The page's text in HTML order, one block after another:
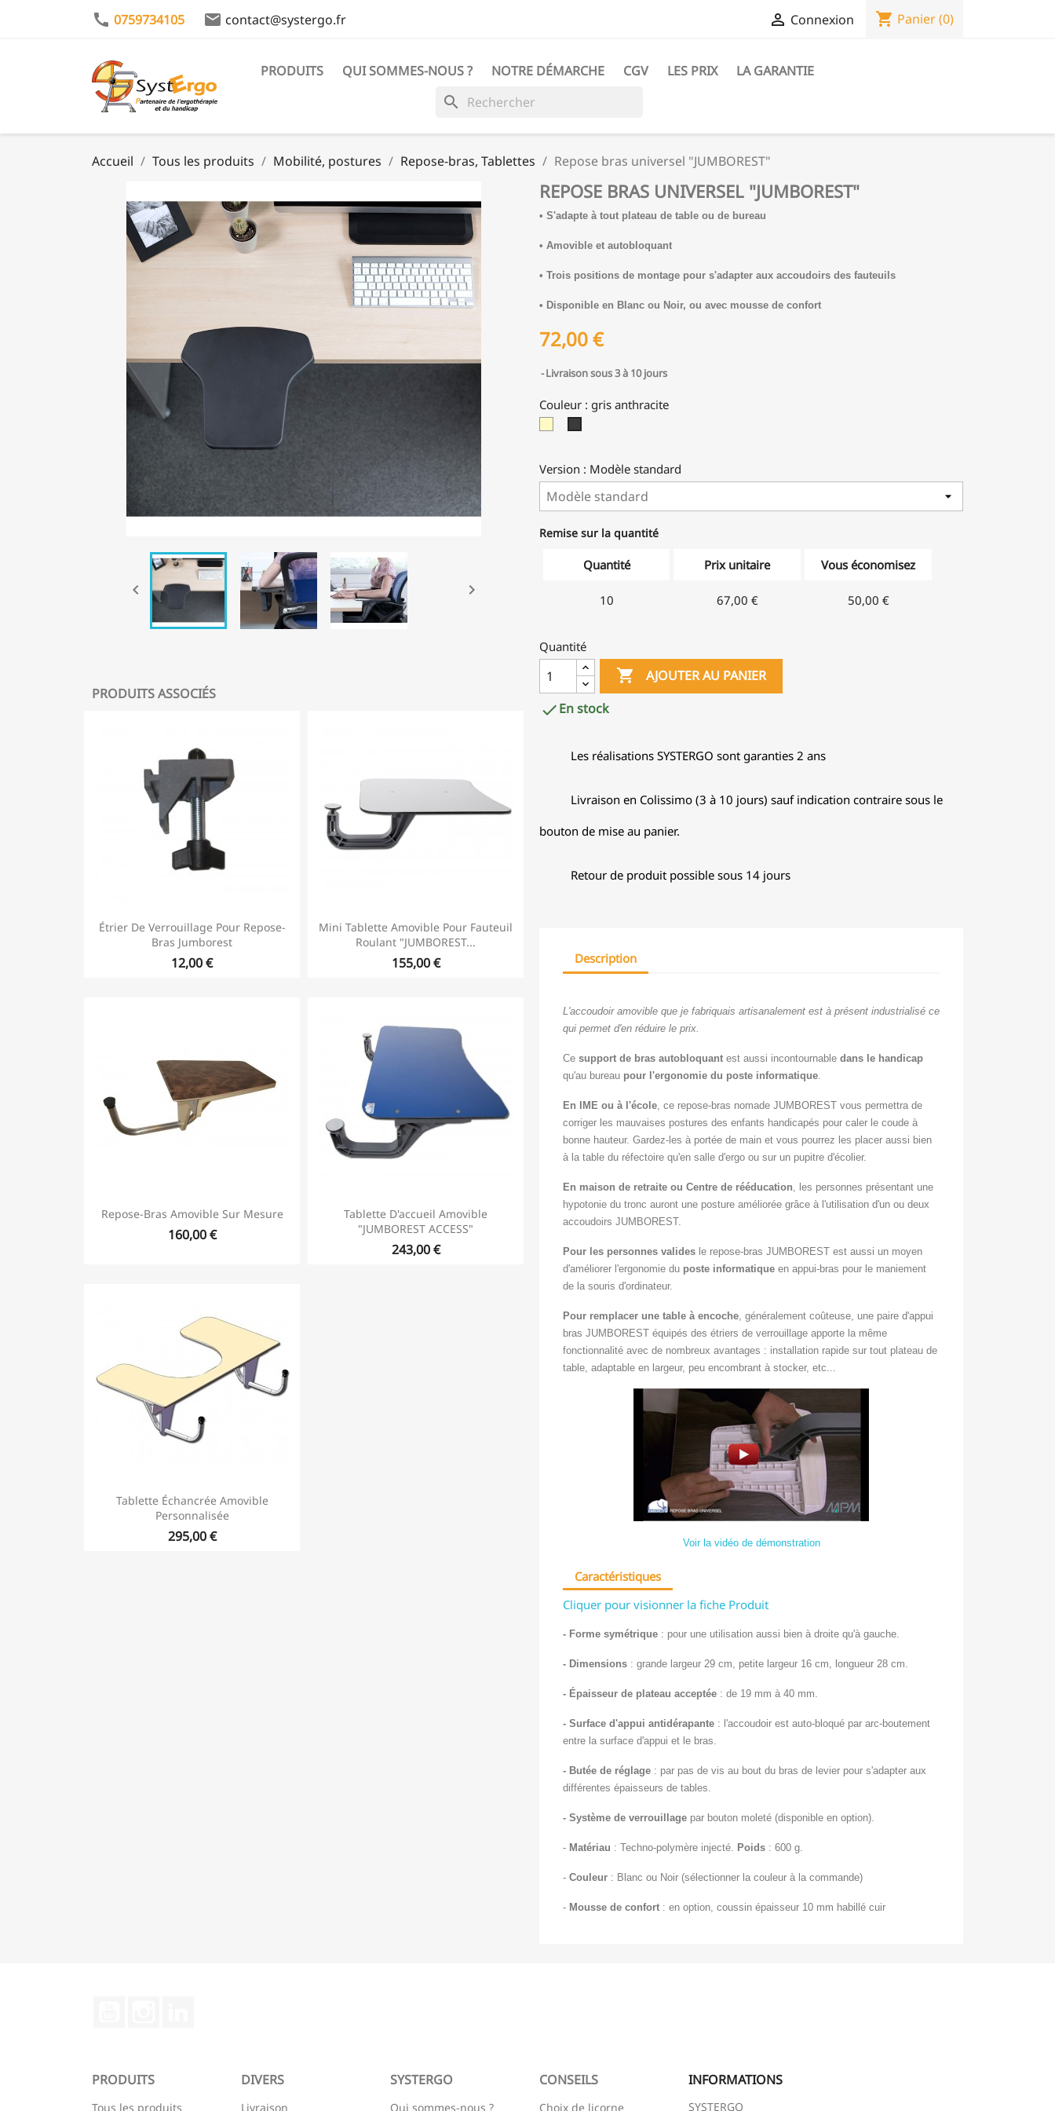
call 0759734105 email contact@systergo.fr  Connexion shopping_cart Panier(0)
PRODUITS QUI SOMMES-NOUS ? NOTRE DÉMARCHE CGV LES PRIX LA GARANTIE
search
Accueil Tous les produits Mobilité, postures Repose-bras, Tablettes Repose bras universel "JUMBOREST"
 
PRODUITS ASSOCIÉS
Étrier De Verrouillage Pour Repose-
Bras Jumborest
12,00 €
Mini Tablette Amovible Pour Fauteuil
Roulant "JUMBOREST...
155,00 €
Repose-Bras Amovible Sur Mesure
160,00 €
Tablette D'accueil Amovible
"JUMBOREST ACCESS"
243,00 €
Tablette Échancrée Amovible
Personnalisée
295,00 €
REPOSE BRAS UNIVERSEL "JUMBOREST"
• S'adapte à tout plateau de table ou de bureau
• Amovible et autobloquant
• Trois positions de montage pour s'adapter aux accoudoirs des fauteuils
• Disponible en Blanc ou Noir, ou avec mousse de confort
72,00 €
Livraison sous 3 à 10 jours
Couleur : gris anthracite
Version : Modèle standard
Remise sur la quantité
Quantité Prix unitaire Vous économisez
10 67,00 € 50,00 €
Quantité
 AJOUTER AU PANIER
En stock
Les réalisations SYSTERGO sont garanties 2 ans
Livraison en Colissimo (3 à 10 jours) sauf indication contraire sous le
bouton de mise au panier.
Retour de produit possible sous 14 jours
Description
L'accoudoir amovible que je fabriquais artisanalement est à présent industrialisé ce
qui permet d'en réduire le prix.
Ce support de bras autobloquant est aussi incontournable dans le handicap
qu'au bureau pour l'ergonomie du poste informatique.
En IME ou à l'école, ce repose-bras nomade JUMBOREST vous permettra de
corriger les mauvaises postures des enfants handicapés pour caler le coude à
bonne hauteur. Gardez-les à portée de main et vous pourrez les placer aussi bien
à la table du réfectoire qu'en salle d'ergo ou sur un pupitre d'écolier.
En maison de retraite ou Centre de rééducation, les personnes présentant une
hypotonie du tronc auront une posture améliorée grâce à l'utilisation d'un ou deux
accoudoirs JUMBOREST.
Pour les personnes valides le repose-bras JUMBOREST est aussi un moyen
d'améliorer l'ergonomie du poste informatique en appui-bras pour le maniement
de la souris d'ordinateur.
Pour remplacer une table à encoche, généralement coûteuse, une paire d'appui
bras JUMBOREST équipés des étriers de verrouillage apporte la même
fonctionnalité avec de nombreux avantages : installation rapide sur tout plateau de
table, adaptable en largeur, peu encombrant à stocker, etc...
Voir la vidéo de démonstration
Caractéristiques
Cliquer pour visionner la fiche Produit
- Forme symétrique : pour une utilisation aussi bien à droite qu'à gauche.
- Dimensions : grande largeur 29 cm , petite largeur 16 cm, longueur 28 cm.
- Épaisseur de plateau acceptée : de 19 mm à 40 mm.
- Surface d'appui antidérapante : l'accoudoir est auto-bloqué par arc-boutement
entre la surface d'appui et le bras.
- Butée de réglage : par pas de vis au bout du bras de levier pour s'adapter aux
différentes épaisseurs de tables.
- Système de verrouillage par bouton moleté (disponible en option).
- Matériau : Techno-polymère injecté. Poids : 600 g.
- Couleur : Blanc ou Noir (sélectionner la couleur à la commande)
- Mousse de confort : en option, coussin épaisseur 10 mm habillé cuir
PRODUITS
Tous les produits
DIVERS
Livraison
SYSTERGO
Qui sommes-nous ?
CONSEILS
Choix de licorne
INFORMATIONS
SYSTERGO